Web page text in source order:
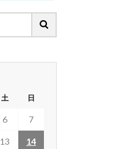
土 日
6 7
13 14